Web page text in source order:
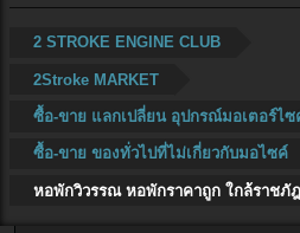
2 STROKE ENGINE CLUB
2Stroke MARKET
ซื้อ-ขาย แลกเปลี่ยน อุปกรณ์มอเตอร์ไ
ซื้อ-ขาย ของทั่วไปที่ไม่เกี่ยวกับมอไซค์
หอพักวิวรรณ หอพักราคาถูก ใกล้ราชภั